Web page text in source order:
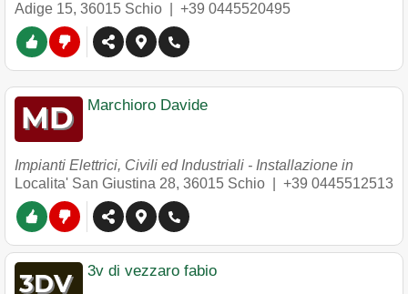
Adige 15, 36015 Schio +39 0445520495
Marchioro Davide
Impianti Elettrici, Civili ed Industriali - Installazione in
Localita' San Giustina 28, 36015 Schio +39 0445512513
3v di vezzaro fabio